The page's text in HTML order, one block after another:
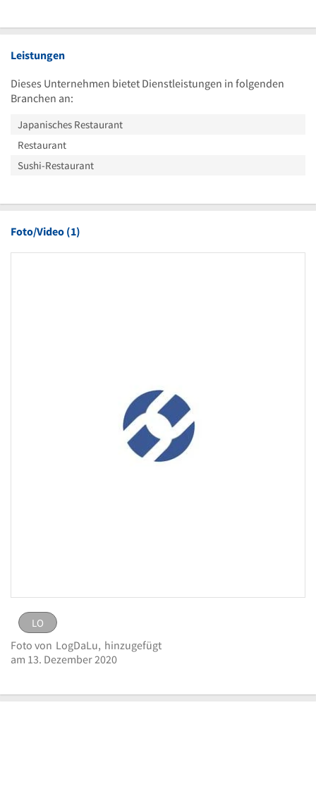
Leistungen
Dieses Unternehmen bietet Dienstleistungen in folgenden
Branchen an:
Japanisches Restaurant
Restaurant
Sushi-Restaurant
Foto/Video (1)
LO
eingestellt vonLogDaLu am 13. Dezember
LO
Foto von LogDaLu, hinzugefügt
am 13. Dezember 2020